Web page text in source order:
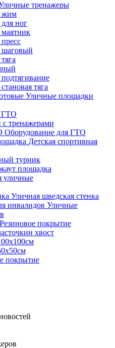
тренажеры
жим
ног
шаговый
тяга
Уличные площадки
ГТО
тренажерами
Оборудование для ГТО
Детская спортивная
турник
площадка
уличные
Уличная шведская стенка
Уличные
Резиновое покрытие
хвост
покрытие